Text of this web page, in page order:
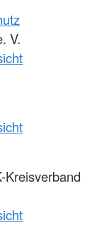
V.
Kreisverband